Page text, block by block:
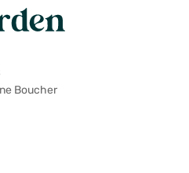
Boucher